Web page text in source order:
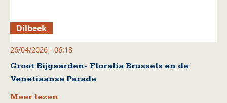
Dilbeek
26/04/2026 - 06:18
Groot Bijgaarden- Floralia Brussels en de
Venetiaanse Parade
Meer lezen